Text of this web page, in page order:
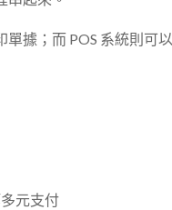
據；而 POS 系統則可
元支付